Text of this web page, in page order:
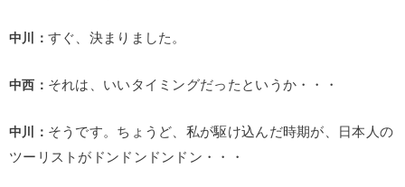
中川： すぐ、決まりました。
中西： それは、いいタイミングだったというか・・・
中川： そうです。ちょうど、私が駆け込んだ時期が、日本人の
ツーリストがドンドンドンドン・・・